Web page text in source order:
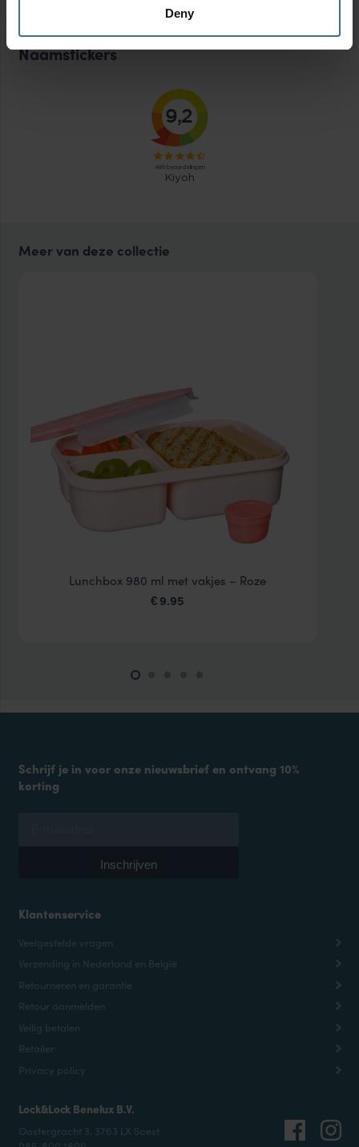
Deny
€14.85.€13.37.
Naamstickers
Meer van deze collectie
Lunchbox 980 ml met vakjes – Roze
€ 9.95
Klantenservice
Veelgestelde vragen
Verzending in Nederland en België
Retourneren en garantie
Retour aanmelden
Veilig betalen
Retailer
Privacy policy
Lock&Lock Benelux B.V.
Oostergracht 3, 3763 LX Soest
Schrijf je in voor onze nieuwsbrief en ontvang 10%
korting